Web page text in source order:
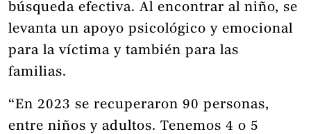
búsqueda efectiva. Al encontrar al niño, se
levanta un apoyo psicológico y emocional
para la víctima y también para las
familias.
“En 2023 se recuperaron 90 personas,
entre niños y adultos. Tenemos 4 o 5